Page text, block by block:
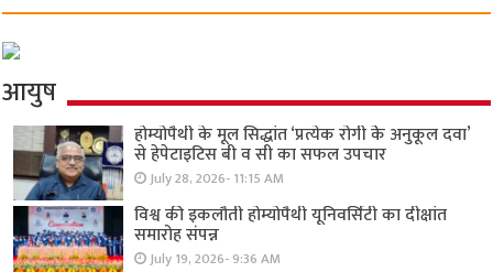
आयुष
होम्योपैथी के मूल सिद्धांत ‘प्रत्येक रोगी केे अनुकूल दवा’
से हेपेटाइटिस बी व सी का सफल उपचार
July 28, 2026- 11:15 AM
विश्व की इकलौती होम्योपैथी यूनिवर्सिटी का दीक्षांत
समारोह संपन्न
July 19, 2026- 9:36 AM